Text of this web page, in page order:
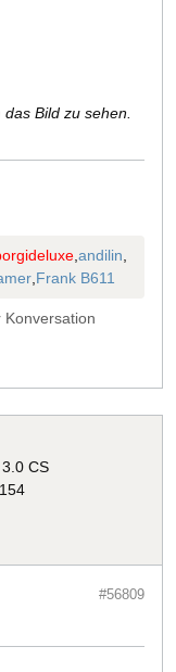
Bild zu sehen.
, andilin
Frank B611
Konversation
CS
#56809